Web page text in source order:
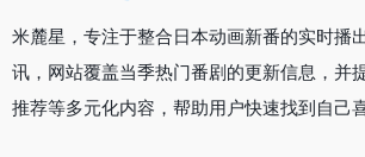
米麓星，专注于整合日本动画新番的实时播
讯，网站覆盖当季热门番剧的更新信息，并
推荐等多元化内容，帮助用户快速找到自己